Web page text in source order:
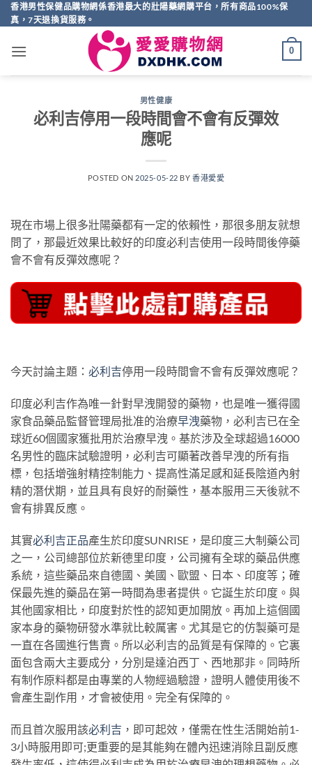
Skip
to
香港男性保健品購物網係香港最大的壯陽藥網購平台，所有商品100%保
真，7天退換貨服務。
0
男性健康
必利吉停用一段時間會不會有反彈效
應呢
POSTED ON 2025-05-22 BY香港愛愛
現在市場上很多壯陽藥都有一定的依賴性，那很多朋友就想
問了，那最近效果比較好的印度必利吉使用一段時間後停藥
會不會有反彈效應呢？
今天討論主題： 必利吉停用一段時間會不會有反彈效應呢？
印度必利吉作為唯一針對早洩開發的藥物，也是唯一獲得國
家食品藥品監督管理局批准的治療早洩藥物，必利吉已在全
球近60個國家獲批用於治療早洩。基於涉及全球超過16000
名男性的臨床試驗證明，必利吉可顯著改善早洩的所有指
標，包括增強射精控制能力、提高性滿足感和延長陰道內射
精的潛伏期，並且具有良好的耐藥性，基本服用三天後就不
會有排異反應。
其實必利吉正品產生於印度SUNRISE，是印度三大制藥公司
之一，公司總部位於新德里印度，公司擁有全球的藥品供應
系統，這些藥品來自德國、美國、歐盟、日本、印度等；確
保最先進的藥品在第一時間為患者提供。它誕生於印度。與
其他國家相比，印度對於性的認知更加開放。再加上這個國
家本身的藥物研發水準就比較厲害。尤其是它的仿製藥可是
一直在各國進行售賣。所以必利吉的品質是有保障的。它裏
面包含兩大主要成分，分別是達泊西丁、西地那非。同時所
有制作原料都是由專業的人物經過驗證，證明人體使用後不
會產生副作用，才會被使用。完全有保障的。
而且首次服用該必利吉 ，即可起效，僅需在性生活開始前1-
3小時服用即可;更重要的是其能夠在體內迅速消除且副反應